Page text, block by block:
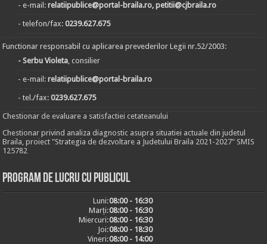
- e-mail:relatiipublice@portal-braila.ro, petitii@cjbraila.ro
- telefon/fax:0239.627.675
Functionar responsabil cu aplicarea prevederilor Legii nr.52/2003:
- Serbu Violeta, consilier
- e-mail:relatiipublice@portal-braila.ro
- tel./fax:0239.627.675
Chestionar de evaluare a satisfactiei cetateanului
Chestionar privind analiza diagnostic asupra situatiei actuale din judetul
Braila, proiect "Strategia de dezvoltare a Judetului Braila 2021-2027" SMIS
125782
Program de lucru cu publicul
Luni:08:00 - 16:30
Marți:08:00 - 16:30
Miercuri:08:00 - 16:30
Joi:08:00 - 18:30
Vineri:08:00 - 14:00